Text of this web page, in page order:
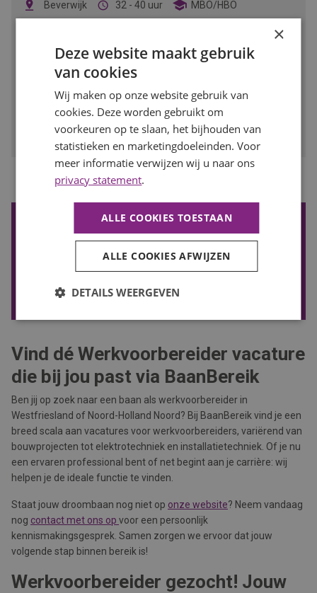
Beverwijk 32 - 40 uur MBO/HBO
Als werkvoorbereider zorg jij dat renovatieprojecten soepel
verlopen. Jij regelt, plant en coördineert alles wat nodig is
om bestaande woningen klaar te maken voor de toekomst.
BEKIJK VACATURE
Bewaren
De nieuwste vacatures ontvangen?
Wil je de nieuwste vacatures in je mail ontvangen? Schrijf je
in voor onze vacature alert!
VACATURE ALERT ONTVANGEN
Vind dé Werkvoorbereider vacature
die bij jou past via BaanBereik
Ben jij op zoek naar een baan als werkvoorbereider in
Westfriesland of Noord-Holland Noord? Bij BaanBereik vind je een
breed scala aan vacatures voor werkvoorbereiders, variërend van
bouwprojecten tot elektrotechniek en installatietechniek. Of je nu
een ervaren professional bent of net begint aan je carrière: wij
helpen je de ideale functie te vinden.
Staat jouw droombaan nog niet op onze website? Neem vandaag
nog contact met ons op voor een persoonlijk
kennismakingsgesprek. Samen zorgen we ervoor dat jouw
volgende stap binnen bereik is!
Werkvoorbereider gezocht! Jouw
×
Deze website maakt gebruik
van cookies
Wij maken op onze website gebruik van
cookies. Deze worden gebruikt om
voorkeuren op te slaan, het bijhouden van
statistieken en marketingdoeleinden. Voor
meer informatie verwijzen wij u naar ons
privacy statement.
ALLE COOKIES TOESTAAN
ALLE COOKIES AFWIJZEN
DETAILS WEERGEVEN